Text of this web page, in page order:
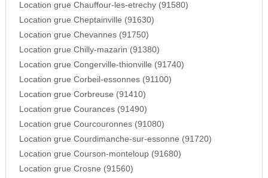
Location grue Chauffour-les-etrechy (91580)
Location grue Cheptainville (91630)
Location grue Chevannes (91750)
Location grue Chilly-mazarin (91380)
Location grue Congerville-thionville (91740)
Location grue Corbeil-essonnes (91100)
Location grue Corbreuse (91410)
Location grue Courances (91490)
Location grue Courcouronnes (91080)
Location grue Courdimanche-sur-essonne (91720)
Location grue Courson-monteloup (91680)
Location grue Crosne (91560)